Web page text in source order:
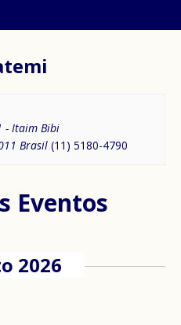
- Itaim Bibi
Brasil (11) 5180-4790
Eventos
2026